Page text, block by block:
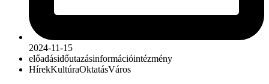
2024-11-15
előadásidőutazásinformációintézmény
HírekKultúraOktatásVáros